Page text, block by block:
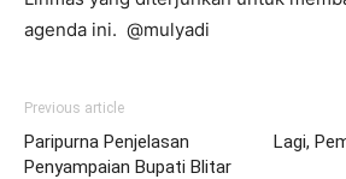
agenda ini. @mulyadi
Previous article
Paripurna Penjelasan
Penyampaian Bupati Blitar
Lagi,